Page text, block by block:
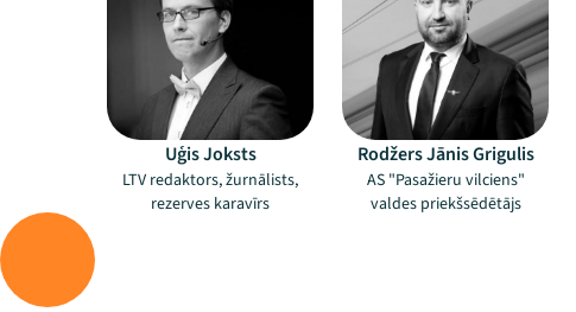
Uģis Joksts
LTV redaktors, žurnālists,
rezerves karavīrs
Rodžers Jānis Grigulis
AS "Pasažieru vilciens"
valdes priekšsēdētājs